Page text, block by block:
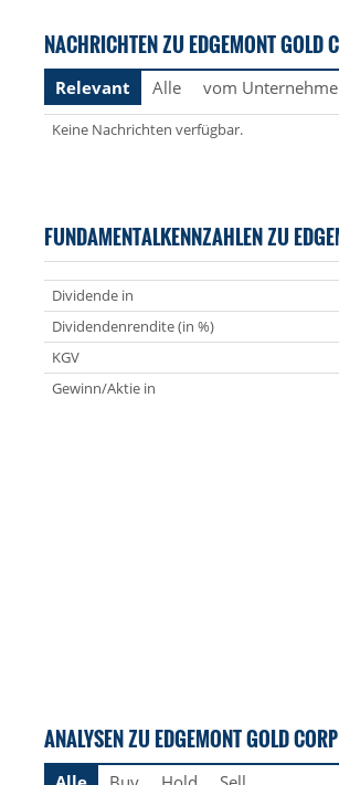
NACHRICHTEN ZU EDGEMONT GOLD
Relevant Alle vom
Keine Nachrichten verfügbar.
FUNDAMENTALKENNZAHLEN ZU
Dividende in
Dividendenrendite (in %)
KGV
Gewinn/Aktie in
ANALYSEN ZU EDGEMONT GOLD